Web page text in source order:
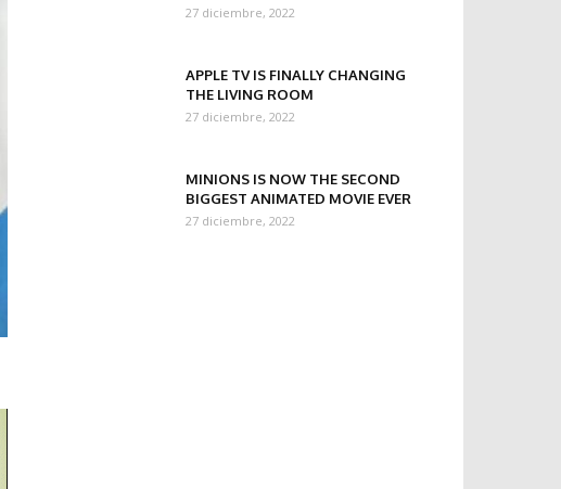
27 diciembre, 2022
APPLE TV IS FINALLY CHANGING
THE LIVING ROOM
27 diciembre, 2022
MINIONS IS NOW THE SECOND
BIGGEST ANIMATED MOVIE EVER
27 diciembre, 2022